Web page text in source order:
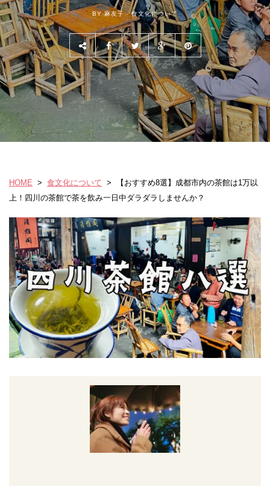
BY 麻友子 - 食文化について
HOME > 食文化について >
【おすすめ8選】成都市内の茶館は1万以
上！四川の茶館で茶を飲み一日中ダラダラしませんか？